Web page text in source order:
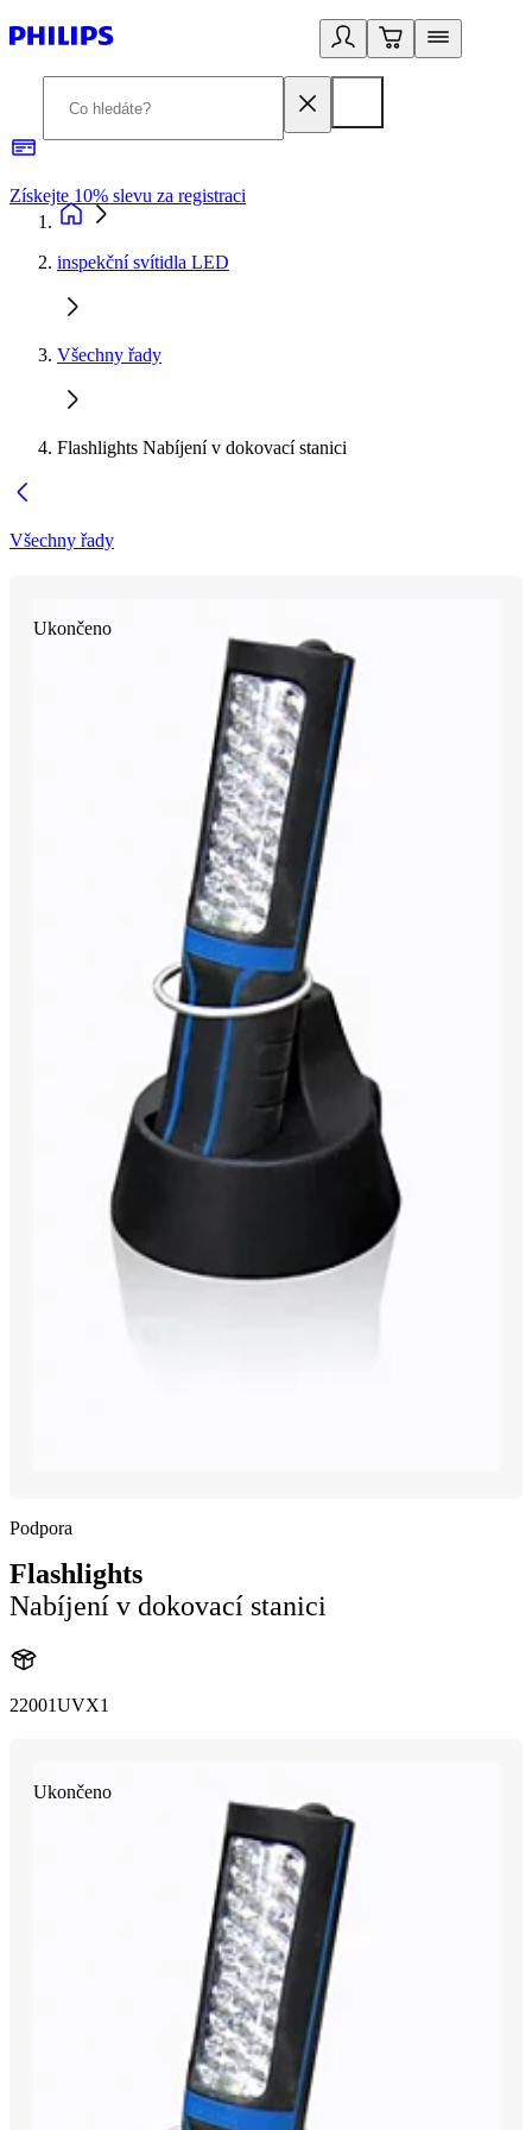
Získejte 10% slevu za registraci
inspekční svítidla LED
Všechny řady
Flashlights Nabíjení v dokovací stanici
Všechny řady
Ukončeno
Podpora
Flashlights
Nabíjení v dokovací stanici
22001UVX1
Ukončeno